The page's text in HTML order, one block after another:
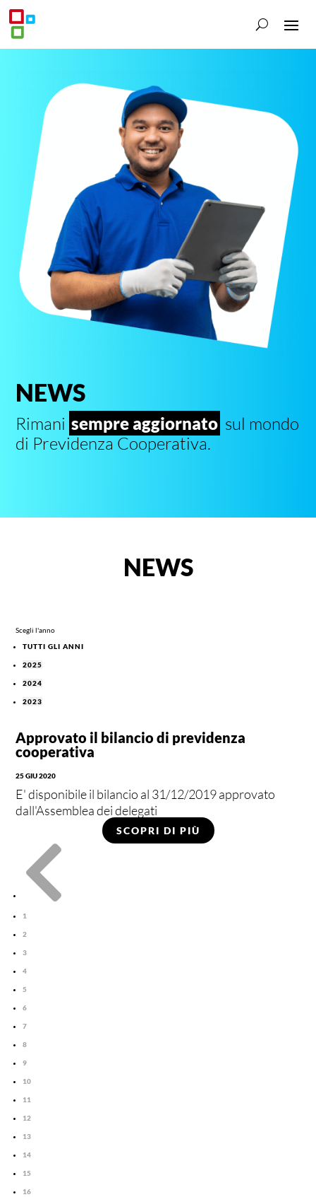
NEWS
Rimani sempre aggiornato sul mondo
di Previdenza Cooperativa.
NEWS
Scegli l'anno
TUTTI GLI ANNI
2025
2024
2023
Approvato il bilancio di previdenza
cooperativa
25 GIU 2020
E' disponibile il bilancio al 31/12/2019 approvato
dall'Assemblea dei delegati
SCOPRI DI PIÙ

1
2
3
4
5
6
7
8
9
10
11
12
13
14
15
16